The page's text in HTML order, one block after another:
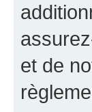
et de